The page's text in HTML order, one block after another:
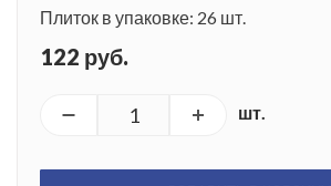
Плиток в упаковке: 26 шт.
122 руб.
шт.